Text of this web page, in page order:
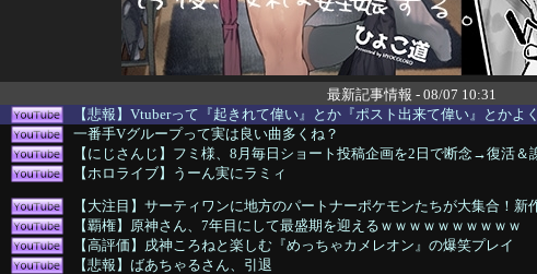
最新記事情報 - 08/07 10:31
【悲報】Vtuberって『起きれて偉い』とか『ポスト出来て偉い』とかよ
一番手Vグループって実は良い曲多くね？
【にじさんじ】フミ様、8月毎日ショート投稿企画を2日で断念→復活＆
【ホロライブ】うーん実にラミィ
【大注目】サーティワンに地方のパートナーポケモンたちが大集合！新
【覇権】原神さん、7年目にして最盛期を迎えるｗｗｗｗｗｗｗｗｗｗ
【高評価】戌神ころねと楽しむ『めっちゃカメレオン』の爆笑プレイ
【悲報】ばあちゃるさん、引退